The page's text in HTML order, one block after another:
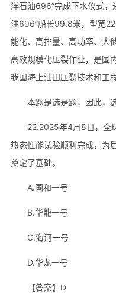
洋石油696”完成下水仪式，
油696”船长99.8米，型宽
能化、高排量、高功率、大
高效规模化压裂作业，是国
我国海上油田压裂技术和工
本题是选是题，因此，
22.2025年4月8日，全
热态性能试验顺利完成，为
奠定了基础。
A.国和一号
B.华能一号
C.海河一号
D.华龙一号
【答案】D